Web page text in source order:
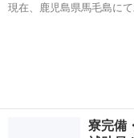
現在、鹿児島県馬毛島に
寮完備